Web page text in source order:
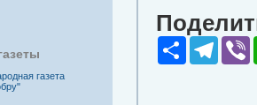
газета
Share